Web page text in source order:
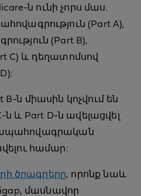
ն ունի չորս մաս.
(Part A),
(Part B),
C) և դեղատոմսով
B-ն միասին կոչվում են
ն և Part D-ն ավելացվել
ապահովագրական
համար:
ծրագրերը, որոնք նաև
մասնավոր